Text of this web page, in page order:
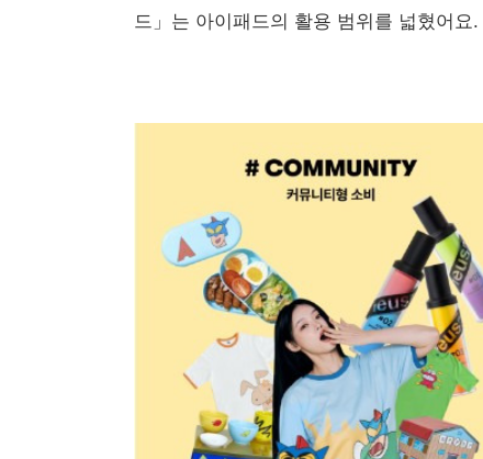
드」는 아이패드의 활용 범위를 넓혔어